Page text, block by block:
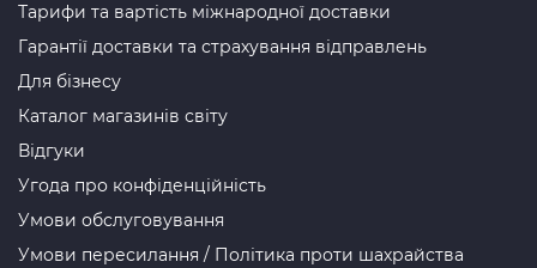
Тарифи та вартість міжнародної доставки
Гарантії доставки та страхування відправлень
Для бізнесу
Каталог магазинів світу
Відгуки
Угода про конфіденційність
Умови обслуговування
Умови пересилання / Політика проти шахрайства